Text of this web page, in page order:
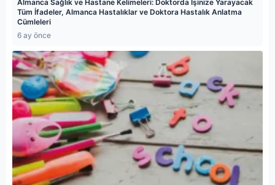
Almanca Sağlık ve Hastane Kelimeleri: Doktorda İşinize Yarayacak
Tüm İfadeler, Almanca Hastalıklar ve Doktora Hastalık Anlatma
Cümleleri
6 ay önce